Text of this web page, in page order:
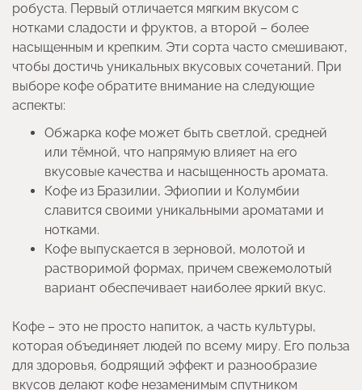
робуста. Первый отличается мягким вкусом с
нотками сладости и фруктов, а второй – более
насыщенным и крепким. Эти сорта часто смешивают,
чтобы достичь уникальных вкусовых сочетаний. При
выборе кофе обратите внимание на следующие
аспекты:
Обжарка кофе может быть светлой, средней
или тёмной, что напрямую влияет на его
вкусовые качества и насыщенность аромата.
Кофе из Бразилии, Эфиопии и Колумбии
славится своими уникальными ароматами и
нотками.
Кофе выпускается в зерновой, молотой и
растворимой формах, причем свежемолотый
вариант обеспечивает наиболее яркий вкус.
Кофе – это не просто напиток, а часть культуры,
которая объединяет людей по всему миру. Его польза
для здоровья, бодрящий эффект и разнообразие
вкусов делают кофе незаменимым спутником